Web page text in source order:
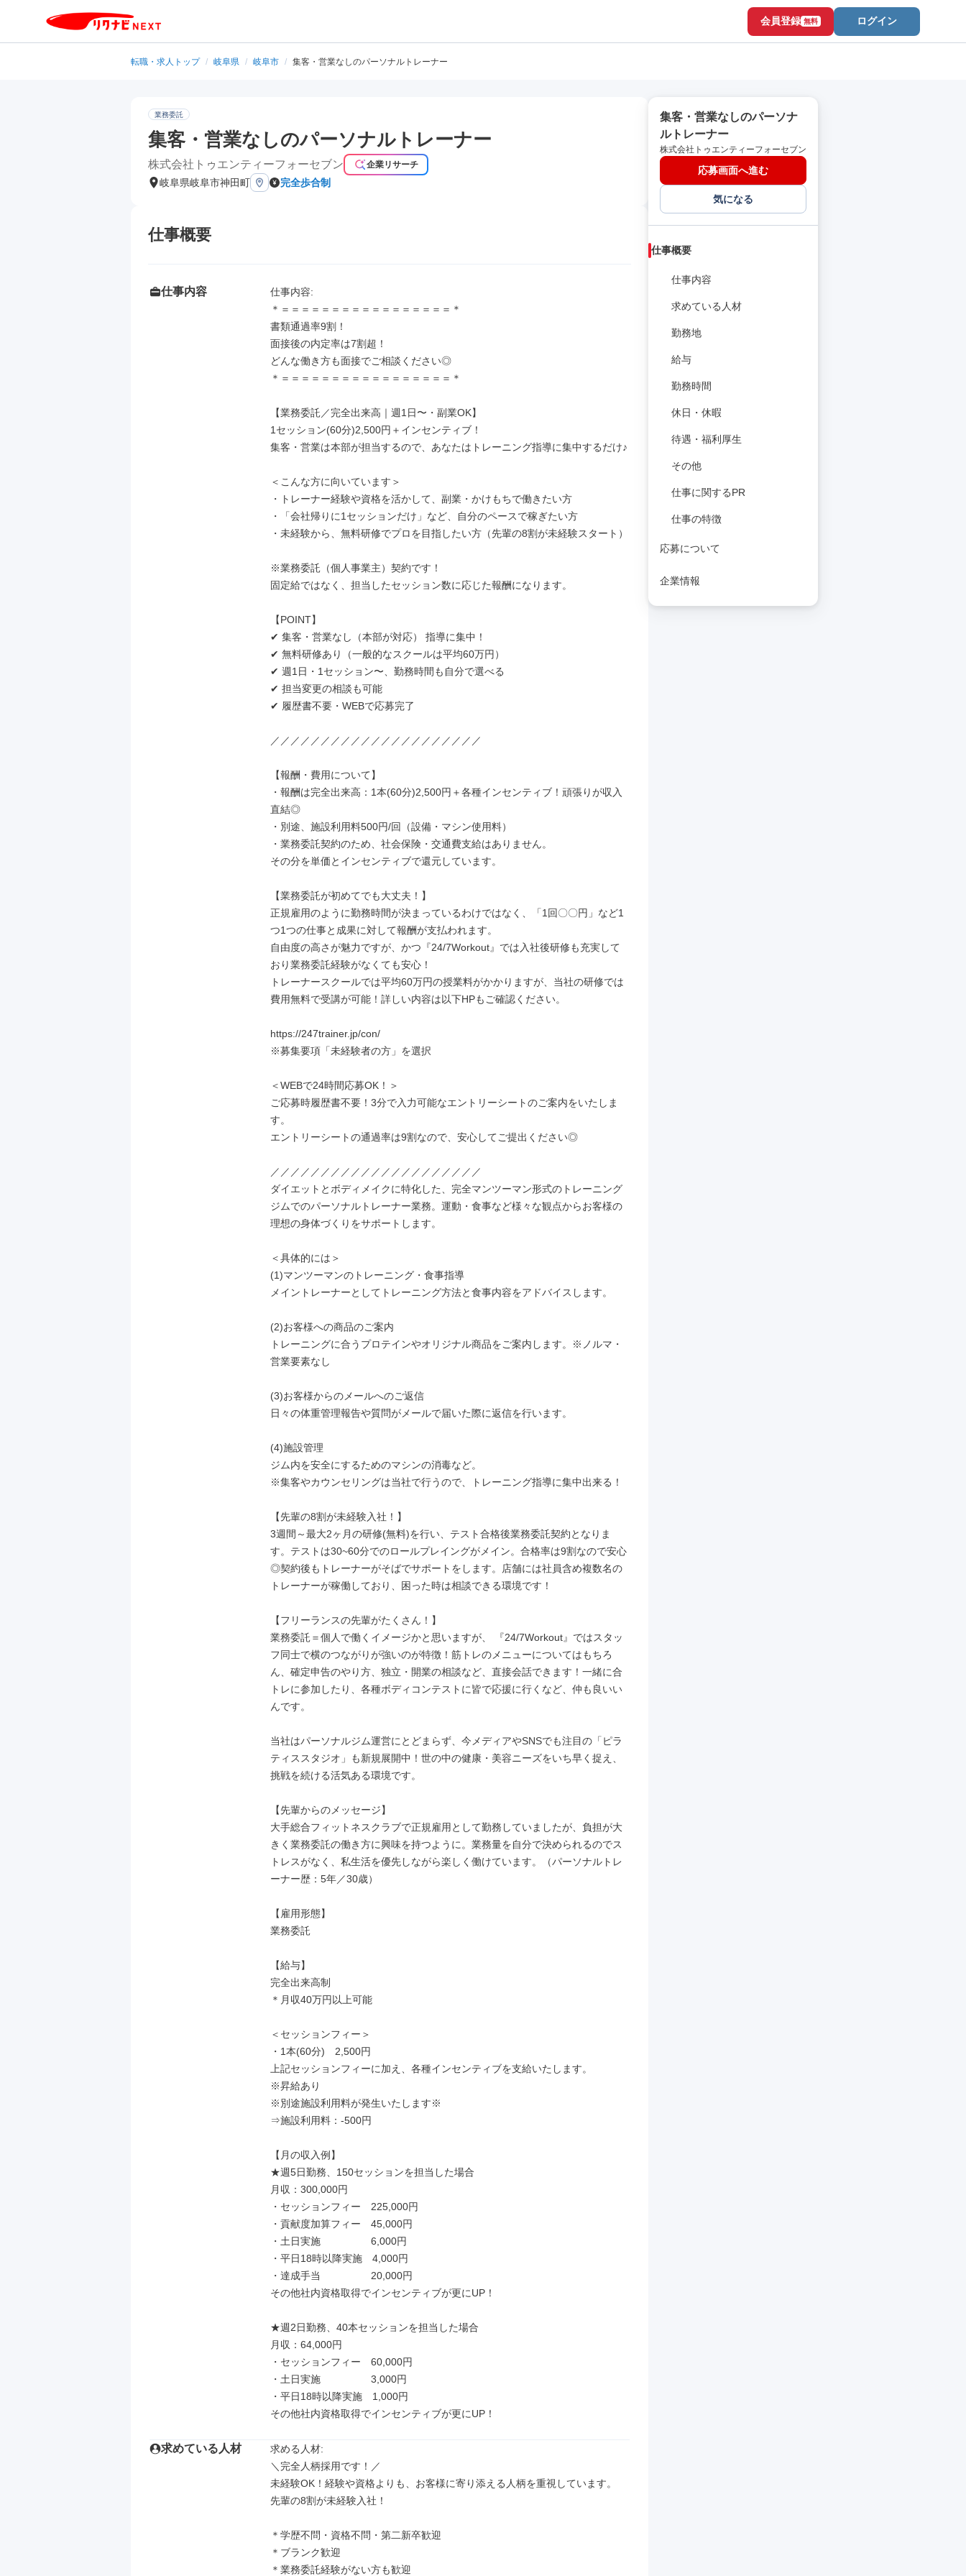
会員登録 無料 ログイン
転職・求人トップ / 岐阜県 / 岐阜市 / 集客・営業なしのパーソナルトレーナー
業務委託
集客・営業なしのパーソナルトレーナー
株式会社トゥエンティーフォーセブン 企業リサーチ
岐阜県岐阜市神田町 完全歩合制
仕事概要
仕事内容
仕事内容:
＊＝＝＝＝＝＝＝＝＝＝＝＝＝＝＝＝＝＊
書類通過率9割！
面接後の内定率は7割超！
どんな働き方も面接でご相談ください◎
＊＝＝＝＝＝＝＝＝＝＝＝＝＝＝＝＝＝＊
【業務委託／完全出来高｜週1日〜・副業OK】
1セッション(60分)2,500円＋インセンティブ！
集客・営業は本部が担当するので、あなたはトレーニング指導に集中するだけ♪
＜こんな方に向いています＞
・トレーナー経験や資格を活かして、副業・かけもちで働きたい方
・「会社帰りに1セッションだけ」など、自分のペースで稼ぎたい方
・未経験から、無料研修でプロを目指したい方（先輩の8割が未経験スタート）
※業務委託（個人事業主）契約です！
固定給ではなく、担当したセッション数に応じた報酬になります。
【POINT】
✔ 集客・営業なし（本部が対応） 指導に集中！
✔ 無料研修あり（一般的なスクールは平均60万円）
✔ 週1日・1セッション〜、勤務時間も自分で選べる
✔ 担当変更の相談も可能
✔ 履歴書不要・WEBで応募完了
／／／／／／／／／／／／／／／／／／／／／
【報酬・費用について】
・報酬は完全出来高：1本(60分)2,500円＋各種インセンティブ！頑張りが収入
直結◎
・別途、施設利用料500円/回（設備・マシン使用料）
・業務委託契約のため、社会保険・交通費支給はありません。
その分を単価とインセンティブで還元しています。
【業務委託が初めてでも大丈夫！】
正規雇用のように勤務時間が決まっているわけではなく、「1回〇〇円」など1
つ1つの仕事と成果に対して報酬が支払われます。
自由度の高さが魅力ですが、かつ『24/7Workout』では入社後研修も充実して
おり業務委託経験がなくても安心！
トレーナースクールでは平均60万円の授業料がかかりますが、当社の研修では
費用無料で受講が可能！詳しい内容は以下HPもご確認ください。
https://247trainer.jp/con/
※募集要項「未経験者の方」を選択
＜WEBで24時間応募OK！＞
ご応募時履歴書不要！3分で入力可能なエントリーシートのご案内をいたしま
す。
エントリーシートの通過率は9割なので、安心してご提出ください◎
／／／／／／／／／／／／／／／／／／／／／
ダイエットとボディメイクに特化した、完全マンツーマン形式のトレーニング
ジムでのパーソナルトレーナー業務。運動・食事など様々な観点からお客様の
理想の身体づくりをサポートします。
＜具体的には＞
(1)マンツーマンのトレーニング・食事指導
メイントレーナーとしてトレーニング方法と食事内容をアドバイスします。
(2)お客様への商品のご案内
トレーニングに合うプロテインやオリジナル商品をご案内します。※ノルマ・
営業要素なし
(3)お客様からのメールへのご返信
日々の体重管理報告や質問がメールで届いた際に返信を行います。
(4)施設管理
ジム内を安全にするためのマシンの消毒など。
※集客やカウンセリングは当社で行うので、トレーニング指導に集中出来る！
【先輩の8割が未経験入社！】
3週間～最大2ヶ月の研修(無料)を行い、テスト合格後業務委託契約となりま
す。テストは30~60分でのロールプレイングがメイン。合格率は9割なので安心
◎契約後もトレーナーがそばでサポートをします。店舗には社員含め複数名の
トレーナーが稼働しており、困った時は相談できる環境です！
【フリーランスの先輩がたくさん！】
業務委託＝個人で働くイメージかと思いますが、 『24/7Workout』ではスタッ
フ同士で横のつながりが強いのが特徴！筋トレのメニューについてはもちろ
ん、確定申告のやり方、独立・開業の相談など、直接会話できます！一緒に合
トレに参加したり、各種ボディコンテストに皆で応援に行くなど、仲も良いい
んです。
当社はパーソナルジム運営にとどまらず、今メディアやSNSでも注目の「ピラ
ティススタジオ」も新規展開中！世の中の健康・美容ニーズをいち早く捉え、
挑戦を続ける活気ある環境です。
【先輩からのメッセージ】
大手総合フィットネスクラブで正規雇用として勤務していましたが、負担が大
きく業務委託の働き方に興味を持つように。業務量を自分で決められるのでス
トレスがなく、私生活を優先しながら楽しく働けています。（パーソナルトレ
ーナー歴：5年／30歳）
【雇用形態】
業務委託
【給与】
完全出来高制
＊月収40万円以上可能
＜セッションフィー＞
・1本(60分)　2,500円
上記セッションフィーに加え、各種インセンティブを支給いたします。
※昇給あり
※別途施設利用料が発生いたします※
⇒施設利用料：-500円
【月の収入例】
★週5日勤務、150セッションを担当した場合
月収：300,000円
・セッションフィー　225,000円
・貢献度加算フィー　45,000円
・土日実施　　　　　6,000円
・平日18時以降実施　4,000円
・達成手当　　　　　20,000円
その他社内資格取得でインセンティブが更にUP！
★週2日勤務、40本セッションを担当した場合
月収：64,000円
・セッションフィー　60,000円
・土日実施　　　　　3,000円
・平日18時以降実施　1,000円
その他社内資格取得でインセンティブが更にUP！
求めている人材
求める人材:
＼完全人柄採用です！／
未経験OK！経験や資格よりも、お客様に寄り添える人柄を重視しています。
先輩の8割が未経験入社！
＊学歴不問・資格不問・第二新卒歓迎
＊ブランク歓迎
＊業務委託経験がない方も歓迎
集客・営業なしのパーソナ
ルトレーナー
株式会社トゥエンティーフォーセブン
応募画面へ進む
気になる
仕事概要
仕事内容
求めている人材
勤務地
給与
勤務時間
休日・休暇
待遇・福利厚生
その他
仕事に関するPR
仕事の特徴
応募について
企業情報